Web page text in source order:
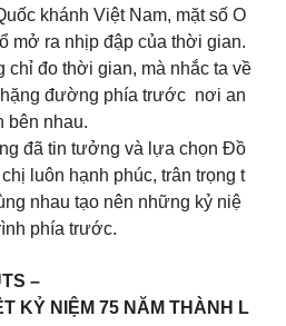
khánh Việt Nam, mặt số O
mở ra nhịp đập của thời gian.
chỉ đo thời gian, mà nhắc ta về
đường phía trước nơi an
bên nhau.
đã tin tưởng và lựa chọn Đồ
luôn hạnh phúc, trân trọng t
nhau tạo nên những kỷ niệ
phía trước.
–
KỶ NIỆM 75 NĂM THÀNH L